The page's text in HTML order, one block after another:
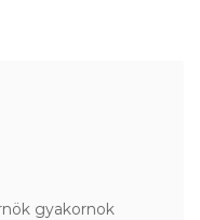
gyakornok